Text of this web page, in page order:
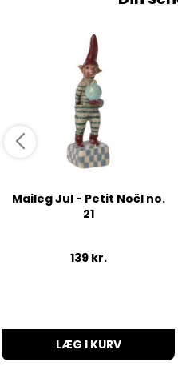
Maileg Jul - Petit Noël no.
21
139 kr.
LÆG I KURV